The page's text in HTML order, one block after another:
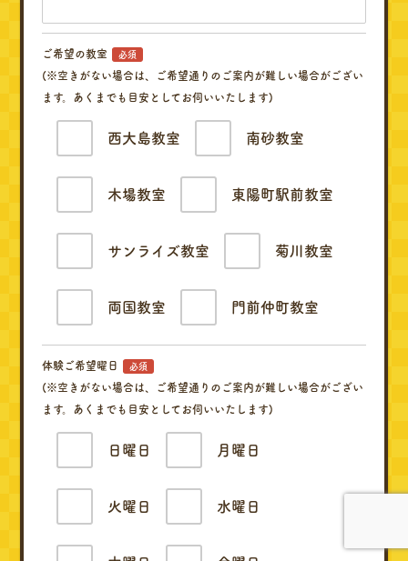
ご希望の教室 必須
(※空きがない場合は、ご希望通りのご案内が難しい場合がござい
ます。あくまでも目安としてお伺いいたします)
西大島教室 南砂教室
木場教室 東陽町駅前教室
サンライズ教室 菊川教室
両国教室 門前仲町教室
体験ご希望曜日 必須
(※空きがない場合は、ご希望通りのご案内が難しい場合がござい
ます。あくまでも目安としてお伺いいたします)
日曜日 月曜日
火曜日 水曜日